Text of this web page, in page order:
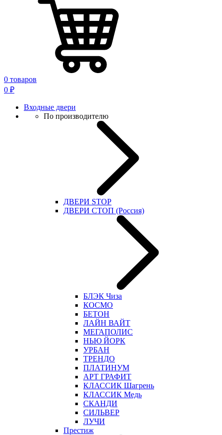
0 товаров
0 ₽
Входные двери
По производителю
ДВЕРИ STOP
ДВЕРИ СТОП (Россия)
БЛЭК Чиза
КОСМО
БЕТОН
ЛАЙН ВАЙТ
МЕГАПОЛИС
НЬЮ ЙОРК
УРБАН
ТРЕНДО
ПЛАТИНУМ
АРТ ГРАФИТ
КЛАССИК Шагрень
КЛАССИК Медь
СКАНДИ
СИЛЬВЕР
ЛУЧИ
Престиж